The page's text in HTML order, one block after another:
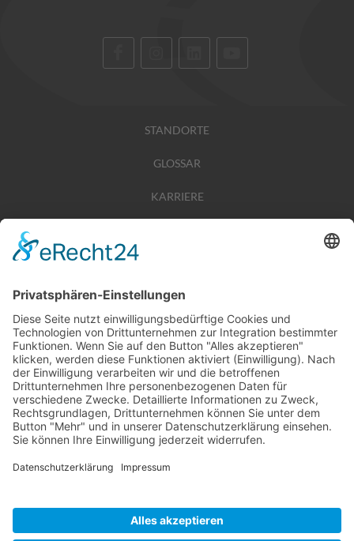
STANDORTE
GLOSSAR
KARRIERE
PRESSE
KONTAKT
UNSERE MITGLIEDSCHAFTEN